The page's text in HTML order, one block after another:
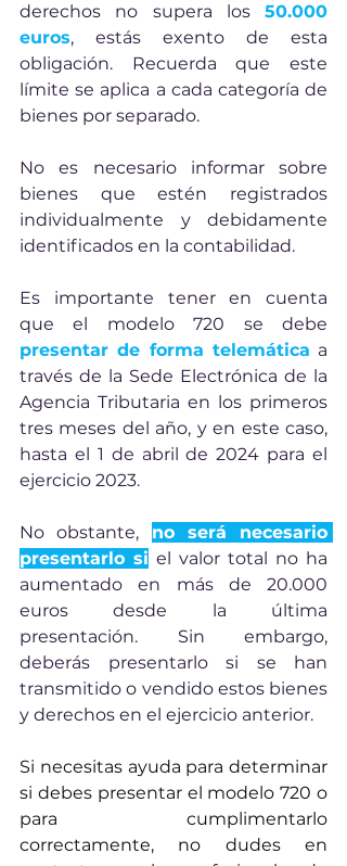
derechos no supera los 50.000
euros, estás exento de esta
obligación. Recuerda que este
límite se aplica a cada categoría de
bienes por separado.
No es necesario informar sobre
bienes que estén registrados
individualmente y debidamente
identificados en la contabilidad.
Es importante tener en cuenta
presentar de forma telemática a
través de la Sede Electrónica de la
Agencia Tributaria en los primeros
tres meses del año, y en este caso,
hasta el 1 de abril de 2024 para el
ejercicio 2023.
No obstante, no será necesario
presentarlo si el valor total no ha
aumentado en más de 20.000
euros desde la última
presentación. Sin embargo,
deberás presentarlo si se han
transmitido o vendido estos bienes
y derechos en el ejercicio anterior.
Si necesitas ayuda para determinar
si debes presentar el modelo 720 o
para cumplimentarlo
correctamente, no dudes en